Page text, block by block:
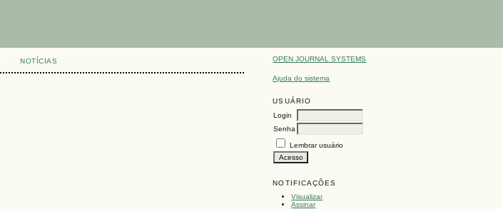
OPEN JOURNAL SYSTEMS
Ajuda do sistema
USUÁRIO
Login
Senha
Lembrar usuário
NOTIFICAÇÕES
Visualizar
Assinar
NOTÍCIAS